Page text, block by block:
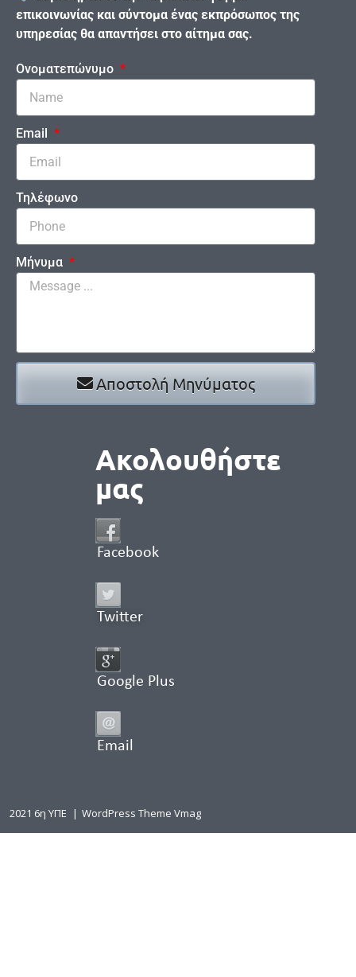
επικοινωνίας και σύντομα ένας εκπρόσωπος της
υπηρεσίας θα απαντήσει στο αίτημα σας.
Ονοματεπώνυμο
Email
Τηλέφωνο
Μήνυμα
Αποστολή Μηνύματος
Ακολουθήστε
μας
Facebook
Twitter
Google Plus
Email
2021 6η ΥΠΕ | WordPress Theme Vmag